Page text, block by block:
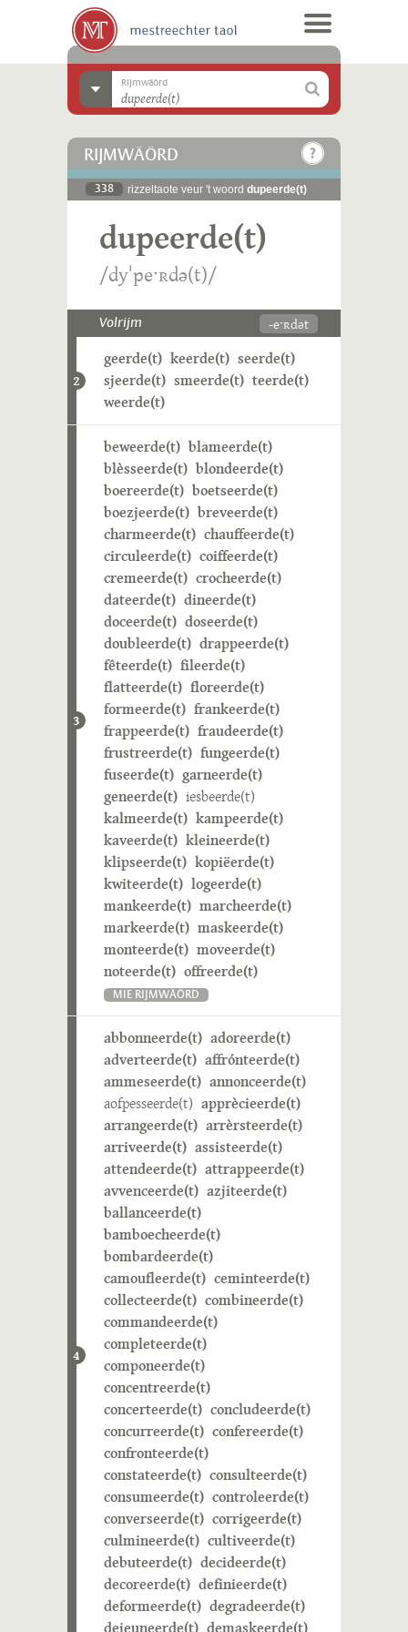
Rijmwäörd
RIJMWÄÖRD
338 rizzeltaote veur 't woord dupeerde(t)
dupeerde(t)
/dyˈpeˑʀdə(t)/
Volrijm -eˑʀdət
2
geerde(t) keerde(t) seerde(t)
sjeerde(t) smeerde(t) teerde(t)
weerde(t)
3
beweerde(t) blameerde(t)
blèsseerde(t) blondeerde(t)
boereerde(t) boetseerde(t)
boezjeerde(t) breveerde(t)
charmeerde(t) chauffeerde(t)
circuleerde(t) coiffeerde(t)
cremeerde(t) crocheerde(t)
dateerde(t) dineerde(t)
doceerde(t) doseerde(t)
doubleerde(t) drappeerde(t)
fêteerde(t) fileerde(t)
flatteerde(t) floreerde(t)
formeerde(t) frankeerde(t)
frappeerde(t) fraudeerde(t)
frustreerde(t) fungeerde(t)
fuseerde(t) garneerde(t)
geneerde(t) iesbeerde(t)
kalmeerde(t) kampeerde(t)
kaveerde(t) kleineerde(t)
klipseerde(t) kopiëerde(t)
kwiteerde(t) logeerde(t)
mankeerde(t) marcheerde(t)
markeerde(t) maskeerde(t)
monteerde(t) moveerde(t)
noteerde(t) offreerde(t)
MIE RIJMWÄÖRD
4
abbonneerde(t) adoreerde(t)
adverteerde(t) affrónteerde(t)
ammeseerde(t) annonceerde(t)
aofpesseerde(t) apprècieerde(t)
arrangeerde(t) arrèrsteerde(t)
arriveerde(t) assisteerde(t)
attendeerde(t) attrappeerde(t)
avvenceerde(t) azjiteerde(t)
ballanceerde(t)
bamboecheerde(t)
bombardeerde(t)
camoufleerde(t) ceminteerde(t)
collecteerde(t) combineerde(t)
commandeerde(t)
completeerde(t)
componeerde(t)
concentreerde(t)
concerteerde(t) concludeerde(t)
concurreerde(t) confereerde(t)
confronteerde(t)
constateerde(t) consulteerde(t)
consumeerde(t) controleerde(t)
converseerde(t) corrigeerde(t)
culmineerde(t) cultiveerde(t)
debuteerde(t) decideerde(t)
decoreerde(t) definieerde(t)
deformeerde(t) degradeerde(t)